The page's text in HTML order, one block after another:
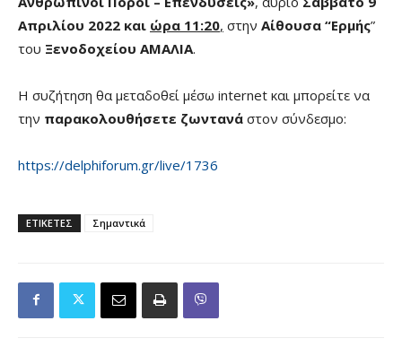
Απριλίου 2022 και ώρα 11:20, στην Αίθουσα “Ερμής”
του Ξενοδοχείου ΑΜΑΛΙΑ.
Η συζήτηση θα μεταδοθεί μέσω internet και μπορείτε να
την παρακολουθήσετε ζωντανά στον σύνδεσμο:
https://delphiforum.gr/live/1736
ΕΤΙΚΕΤΕΣ Σημαντικά